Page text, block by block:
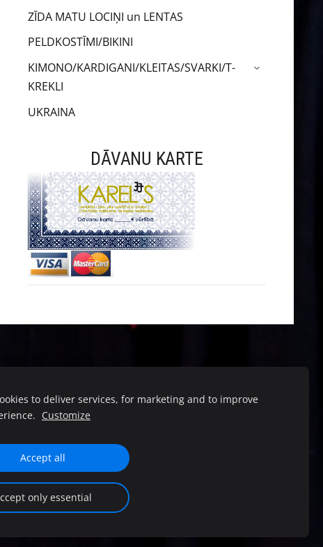
ZĪDA MATU LOCIŅI un LENTAS
PELDKOSTĪMI/BIKINI
KIMONO/KARDIGANI/KLEITAS/SVARKI/T-
KREKLI
›
UKRAINA
DĀVANU KARTE
Latvija, Mārupe, Lielā iela 39-46
to deliver services, for marketing and to improve
Customize
Accept all
only essential